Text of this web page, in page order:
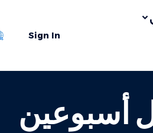
Sign In
أسبوعين